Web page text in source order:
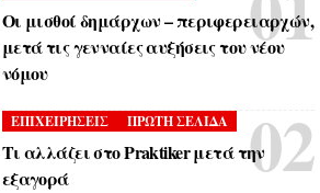
Οι μισθοί δημάρχων – περιφερειαρχών,
μετά τις γενναίες αυξήσεις του νέου
νόμου
ΕΠΙΧΕΙΡΗΣΕΙΣ ΠΡΩΤΗ ΣΕΛΙΔΑ
Τι αλλάζει στο Praktiker μετά την
εξαγορά